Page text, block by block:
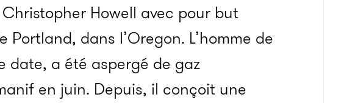
Christopher Howell avec pour but
Portland, dans l’Oregon. L’homme de
date, a été aspergé de gaz
en juin. Depuis, il conçoit une